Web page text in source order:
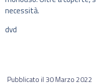
necessità.
dvd
Pubblicato il 30 Marzo 2022